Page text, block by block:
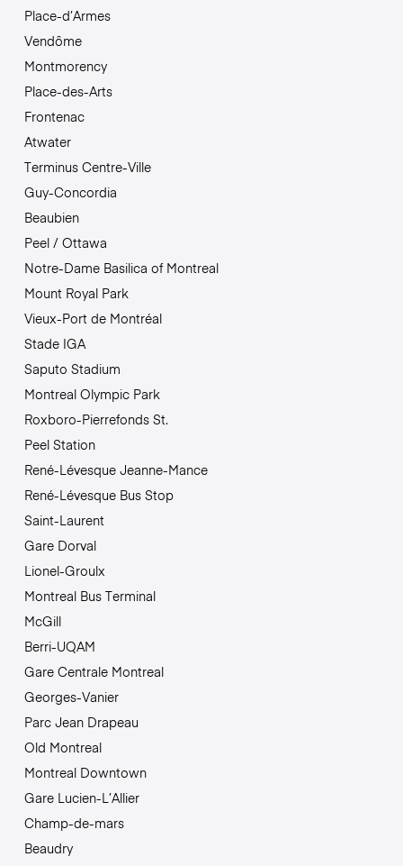
Place-d’Armes
Vendôme
Montmorency
Place-des-Arts
Frontenac
Atwater
Terminus Centre-Ville
Guy-Concordia
Beaubien
Peel / Ottawa
Notre-Dame Basilica of Montreal
Mount Royal Park
Vieux-Port de Montréal
Stade IGA
Saputo Stadium
Montreal Olympic Park
Roxboro-Pierrefonds St.
Peel Station
René-Lévesque Jeanne-Mance
René-Lévesque Bus Stop
Saint-Laurent
Gare Dorval
Lionel-Groulx
Montreal Bus Terminal
McGill
Berri-UQAM
Gare Centrale Montreal
Georges-Vanier
Parc Jean Drapeau
Old Montreal
Montreal Downtown
Gare Lucien-L’Allier
Champ-de-mars
Beaudry